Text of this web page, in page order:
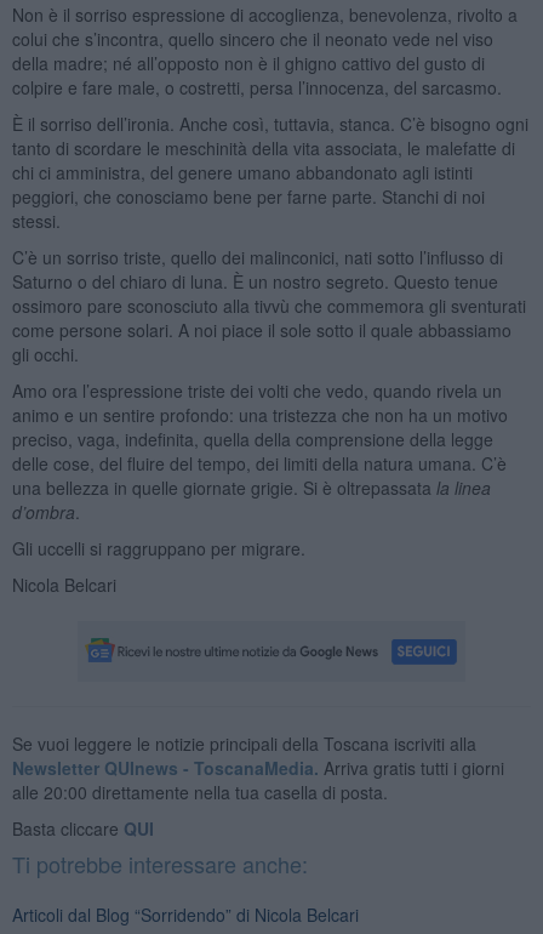
Non è il sorriso espressione di accoglienza, benevolenza, rivolto a
colui che s’incontra, quello sincero che il neonato vede nel viso
della madre; né all’opposto non è il ghigno cattivo del gusto di
colpire e fare male, o costretti, persa l’innocenza, del sarcasmo.
È il sorriso dell’ironia. Anche così, tuttavia, stanca. C’è bisogno ogni
tanto di scordare le meschinità della vita associata, le malefatte di
chi ci amministra, del genere umano abbandonato agli istinti
peggiori, che conosciamo bene per farne parte. Stanchi di noi
stessi.
C’è un sorriso triste, quello dei malinconici, nati sotto l’influsso di
Saturno o del chiaro di luna. È un nostro segreto. Questo tenue
ossimoro pare sconosciuto alla tivvù che commemora gli sventurati
come persone solari. A noi piace il sole sotto il quale abbassiamo
gli occhi.
Amo ora l’espressione triste dei volti che vedo, quando rivela un
animo e un sentire profondo: una tristezza che non ha un motivo
preciso, vaga, indefinita, quella della comprensione della legge
delle cose, del fluire del tempo, dei limiti della natura umana. C’è
una bellezza in quelle giornate grigie. Si è oltrepassata la linea
d’ombra
Gli uccelli si raggruppano per migrare.
Nicola Belcari
Se vuoi leggere le notizie principali della Toscana iscriviti alla
Newsletter QUInews - ToscanaMedia. Arriva gratis tutti i giorni
alle 20:00 direttamente nella tua casella di posta.
Basta cliccare QUI
Ti potrebbe interessare anche:
Articoli dal Blog “Sorridendo” di Nicola Belcari